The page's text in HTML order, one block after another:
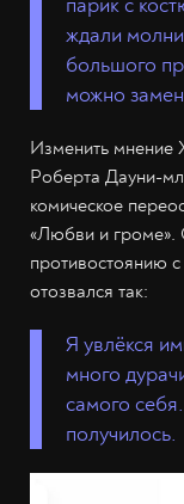
ждали
большого
можно
Изменить мнение
Роберта Дауни-
комическое
«Любви и громе».
противостоянию
отозвался так:
Я увлёкся
много
самого
получилось.